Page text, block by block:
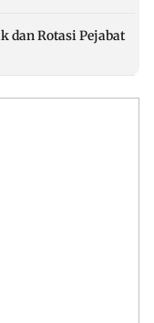
dan Rotasi Pejabat